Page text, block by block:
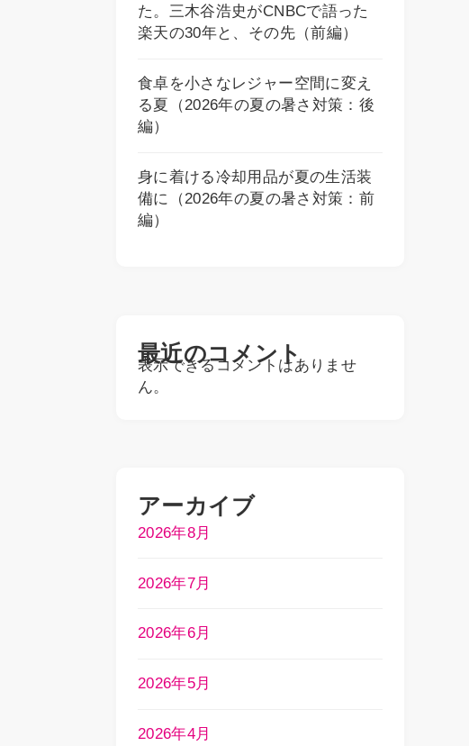
た。三木谷浩史がCNBCで語った
楽天の30年と、その先（前編）
食卓を小さなレジャー空間に変え
る夏（2026年の夏の暑さ対策：後
編）
身に着ける冷却用品が夏の生活装
備に（2026年の夏の暑さ対策：前
編）
最近のコメント
表示できるコメントはありませ
ん。
アーカイブ
2026年8月
2026年7月
2026年6月
2026年5月
2026年4月